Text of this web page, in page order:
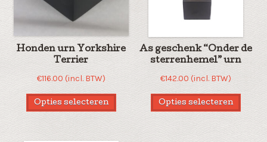
Honden urn Yorkshire
Terrier
€116.00 (incl. BTW)
Opties selecteren
As geschenk “Onder de
sterrenhemel” urn
€142.00 (incl. BTW)
Opties selecteren